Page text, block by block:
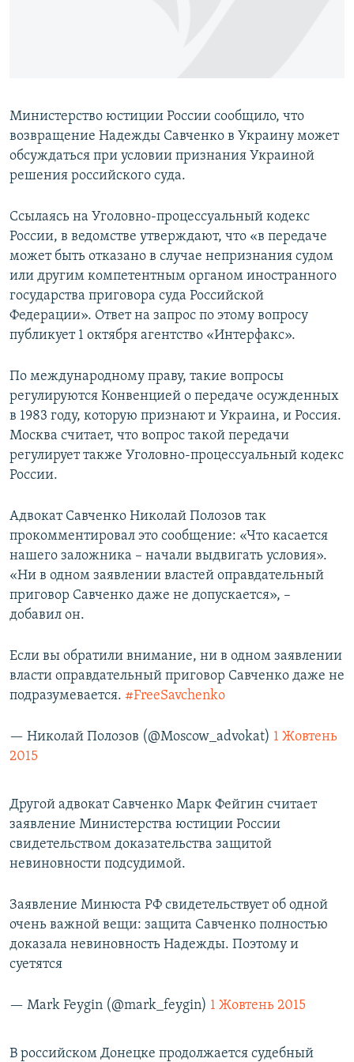
Все сайты RFE/RL
Министерство юстиции России сообщило, что
возвращение Надежды Савченко в Украину может
обсуждаться при условии признания Украиной
решения российского суда.
Ссылаясь на Уголовно-процессуальный кодекс
России, в ведомстве утверждают, что «в передаче
может быть отказано в случае непризнания судом
или другим компетентным органом иностранного
государства приговора суда Российской
Федерации». Ответ на запрос по этому вопросу
публикует 1 октября агентство «Интерфакс».
По международному праву, такие вопросы
регулируются Конвенцией о передаче осужденных
в 1983 году, которую признают и Украина, и Россия.
Москва считает, что вопрос такой передачи
регулирует также Уголовно-процессуальный кодекс
России.
Адвокат Савченко Николай Полозов так
прокомментировал это сообщение: «Что касается
нашего заложника – начали выдвигать условия».
«Ни в одном заявлении властей оправдательный
приговор Савченко даже не допускается», –
добавил он.
Если вы обратили внимание, ни в одном заявлении
власти оправдательный приговор Савченко даже не
подразумевается. #FreeSavchenko
— Николай Полозов (@Moscow_advokat) 1 Жовтень
2015
Другой адвокат Савченко Марк Фейгин считает
заявление Министерства юстиции России
свидетельством доказательства защитой
невиновности подсудимой.
Заявление Минюста РФ свидетельствует об одной
очень важной вещи: защита Савченко полностью
доказала невиновность Надежды. Поэтому и
суетятся
— Mark Feygin (@mark_feygin) 1 Жовтень 2015
В российском Донецке продолжается судебный